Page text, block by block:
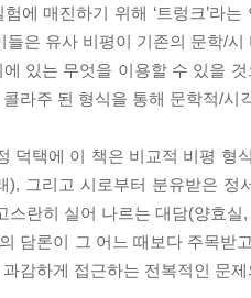
에 매진하기 위해 ‘트렁크’라
들은 유사 비평이 기존의 문학/
있는 무엇을 이용할 수 있을
라주 된 형식을 통해 문학적/
덕택에 이 책은 비교적 비평
), 그리고 시로부터 분유받은
스란히 실어 나르는 대담(양효
담론이 그 어느 때보다 주목받
감하게 접근하는 전복적인 문